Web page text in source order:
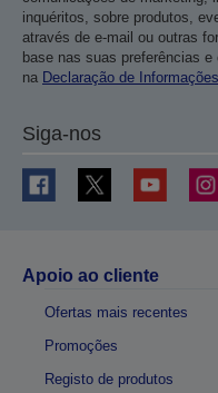
inquéritos, sobre produtos,
através de e-mail ou outras
base nas suas preferências
na Declaração de
Siga-nos
Apoio ao cliente
Ofertas mais recentes
Promoções
Registo de produtos